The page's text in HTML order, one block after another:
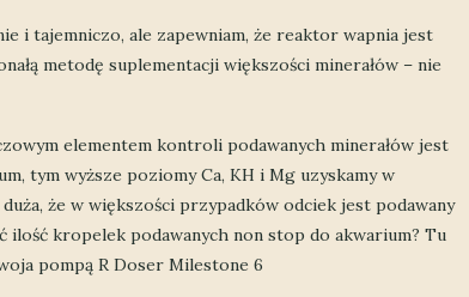
i tajemniczo, ale zapewniam, że reaktor wapnia jest
metodę suplementacji większości minerałów – nie
elementem kontroli podawanych minerałów jest
tym wyższe poziomy Ca, KH i Mg uzyskamy w
że w większości przypadków odciek jest podawany
kropelek podawanych non stop do akwarium? Tu
pompą R Doser Milestone 6